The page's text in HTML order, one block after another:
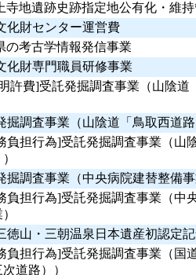
寺地遺跡史跡指定地公有化・維
化財センター運営費
の考古学情報発信事業
化財専門職員研修事業
許費]受託発掘調査事業（山陰道
掘調査事業（山陰道「鳥取西道路
負担行為]受託発掘調査事業（山
掘調査事業（中央病院建替整備事
負担行為]受託発掘調査事業（中
徳山・三朝温泉日本遺産初認定
負担行為]受託発掘調査事業（国
次道路））